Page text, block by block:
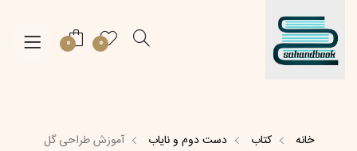
0
0
خانه کتاب دست دوم و نایاب آموزش طراحی گل